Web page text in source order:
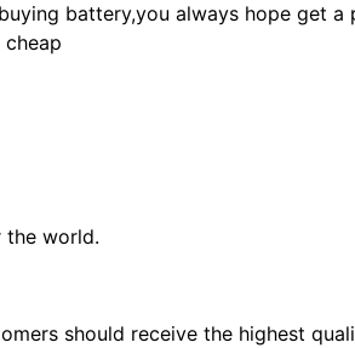
battery,you always hope get
the world.
should receive the highest